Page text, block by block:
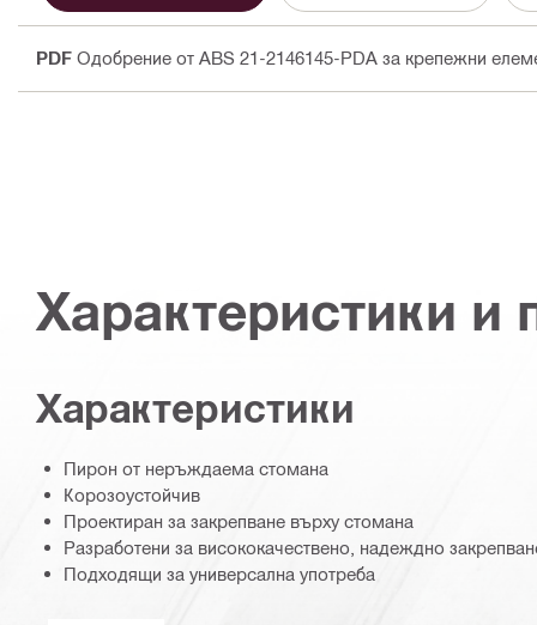
PDF Одобрение от ABS 21-2146145-PDA за крепежни
Характеристики и
Характеристики
Пирон от неръждаема стомана
Корозоустойчив
Проектиран за закрепване върху стомана
Разработени за висококачествено, надеждно
Подходящи за универсална употреба